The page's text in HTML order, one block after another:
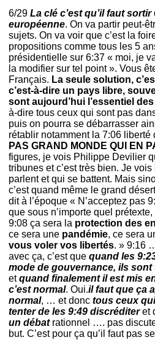
6/29La clé c’est qu’il faut sortir
européenne. On va partir peut-
sujets. On va voir que c’est la
propositions comme tous les 5
présidentielle sur 6:37 « moi, je
la modifier sur tel point ». Vous
Français. La seule solution,
c’est-à-dire un pays libre,
sont aujourd’hui l’essentiel
à-dire tous ceux qui sont pas
puis on pourra se débarrasser
rétablir notamment la 7:06 liberté
PAS GRAND MONDE QUI EN
figures, je vois Philippe Devilier
tribunes et c’est très bien. Je
parlent et qui se battent. Mais
c’est quand même le grand
dit à l’époque « N’acceptez pas
que sous n’importe quel
9:08 ça sera la protection des
ce sera une pandémie, ce sera
vous voler vos libertés. » 9:16
avec ça, c’est quequand les
mode de gouvernance, ils
etquand finalement il est mis
c’est normal. Oui.il faut que ça
normal, … et donctous ceux
tenter de les 9:49 discréditeret
un débatrationnel …. pas
but. C’est pour ça qu’il faut pas